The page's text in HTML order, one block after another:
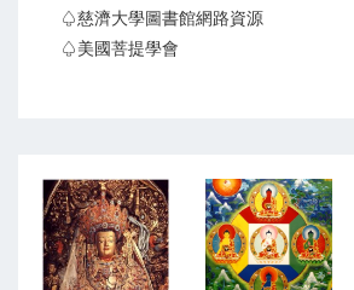
♤慈濟大學圖書館網路資源
♤美國菩提學會